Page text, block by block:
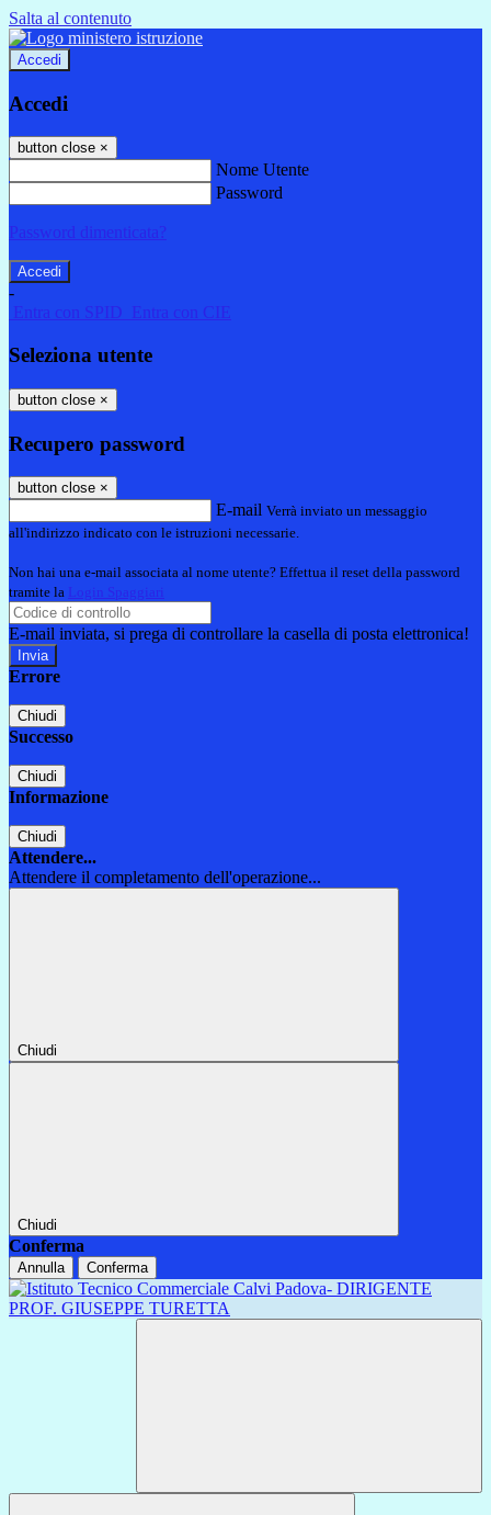
Salta al contenuto
Accedi
Accedi
button close ×
Nome Utente
Password
Password dimenticata?
-
Entra con SPID
Entra con CIE
Seleziona utente
button close ×
Recupero password
button close ×
E-mail Verrà inviato un messaggio
all'indirizzo indicato con le istruzioni necessarie.
Non hai una e-mail associata al nome utente? Effettua il reset della password
tramite la Login Spaggiari
E-mail inviata, si prega di controllare la casella di posta elettronica!
Errore
Chiudi
Successo
Chiudi
Informazione
Chiudi
Attendere...
Attendere il completamento dell'operazione...
Chiudi
Chiudi
Conferma
Annulla Conferma